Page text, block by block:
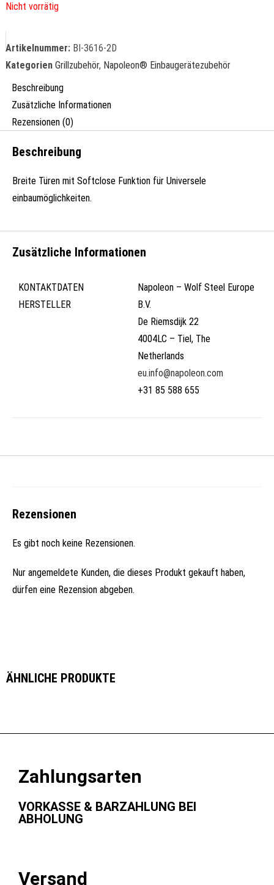
Nicht vorrätig
Artikelnummer: BI-3616-2D
Kategorien Grillzubehör, Napoleon® Einbaugerätezubehör
Beschreibung
Zusätzliche Informationen
Rezensionen (0)
Beschreibung
Breite Türen mit Softclose Funktion für Universele
einbaumöglichkeiten.
Zusätzliche Informationen
KONTAKTDATEN
HERSTELLER
Napoleon – Wolf Steel Europe
B.V.
De Riemsdijk 22
4004LC – Tiel, The
Netherlands
eu.info@napoleon.com
+31 85 588 655
Rezensionen
Es gibt noch keine Rezensionen.
Nur angemeldete Kunden, die dieses Produkt gekauft haben,
dürfen eine Rezension abgeben.
ÄHNLICHE PRODUKTE
Zahlungsarten
VORKASSE & BARZAHLUNG BEI
ABHOLUNG
Versand